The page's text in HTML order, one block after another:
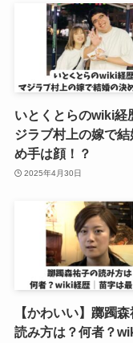
いとくとらのwiki経
ジラブ村上の嫁で結
め手は顔！？
2025年4月30日
【かわいい】躑躅
読み方は？何者？